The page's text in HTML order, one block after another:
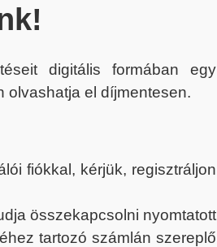
digitális formában egy
olvashatja el díjmentesen.
fiókkal, kérjük, regisztráljon
összekapcsolni nyomtatott
tartozó számlán szereplő